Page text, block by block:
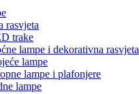
rasvjeta
trake
lampe i dekorativna rasvjeta
lampe
lampe i plafonjere
lampe